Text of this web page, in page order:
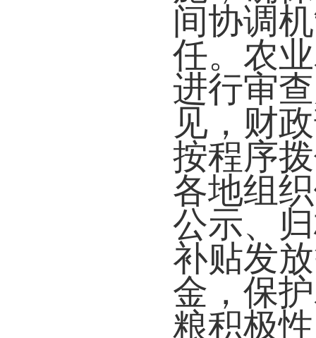
间协调
任。农
进行审
见，财
按程序
各地组
公示、
补贴发
金，保
粮积极